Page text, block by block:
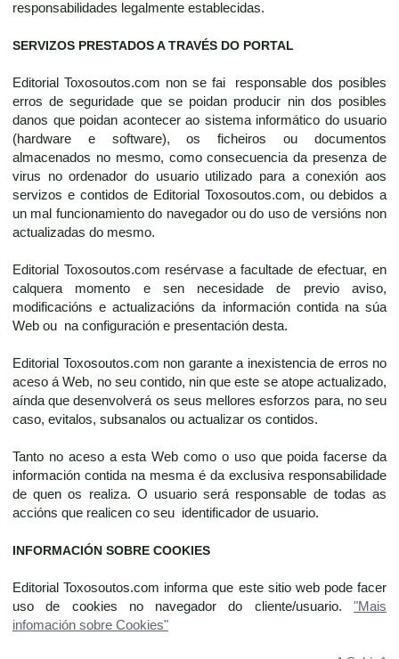
responsabilidades legalmente establecidas.
SERVIZOS PRESTADOS A TRAVÉS DO PORTAL
Editorial Toxosoutos.com non se fai responsable dos posibles
erros de seguridade que se poidan producir nin dos posibles
danos que poidan acontecer ao sistema informático do usuario
(hardware e software), os ficheiros ou documentos
almacenados no mesmo, como consecuencia da presenza de
virus no ordenador do usuario utilizado para a conexión aos
servizos e contidos de Editorial Toxosoutos.com, ou debidos a
un mal funcionamiento do navegador ou do uso de versións non
actualizadas do mesmo.
Editorial Toxosoutos.com resérvase a facultade de efectuar, en
calquera momento e sen necesidade de previo aviso,
modificacións e actualizacións da información contida na súa
Web ou na configuración e presentación desta.
Editorial Toxosoutos.com non garante a inexistencia de erros no
aceso á Web, no seu contido, nin que este se atope actualizado,
aínda que desenvolverá os seus mellores esforzos para, no seu
caso, evitalos, subsanalos ou actualizar os contidos.
Tanto no aceso a esta Web como o uso que poida facerse da
información contida na mesma é da exclusiva responsabilidade
de quen os realiza. O usuario será responsable de todas as
accións que realicen co seu identificador de usuario.
INFORMACIÓN SOBRE COOKIES
Editorial Toxosoutos.com informa que este sitio web pode facer
uso de cookies no navegador do cliente/usuario. "Mais
infomación sobre Cookies"